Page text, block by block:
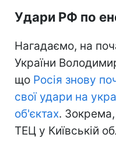
Удари РФ по
Нагадаємо, на
України
що Росія знову
свої удари на
об'єктах. Зокрема,
ТЕЦ у Київській